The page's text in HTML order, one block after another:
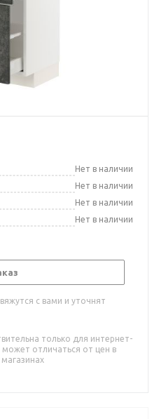
Нет в наличии
Нет в наличии
Нет в наличии
Нет в наличии
с вами и уточнят
только для интернет-
может отличаться от цен в